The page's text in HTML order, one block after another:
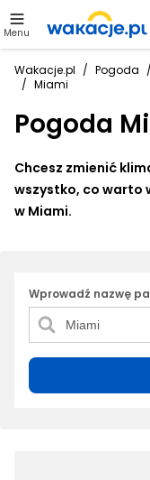
Menu
Wakacje.pl Pogoda
Miami
Pogoda
Chcesz zmienić
wszystko, co warto
w Miami.
Wprowadź nazwę